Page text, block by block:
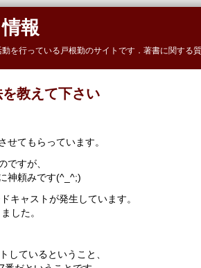
報
を行っている戸根勤のサイトです．著書に関する
教えて下さい
せてもらっています。
ですが、
神頼みです(^_^;)
キャストが発生しています。
した。
しているということ、